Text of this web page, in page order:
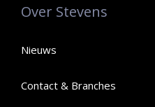
Over Stevens
Nieuws
Contact & Branches